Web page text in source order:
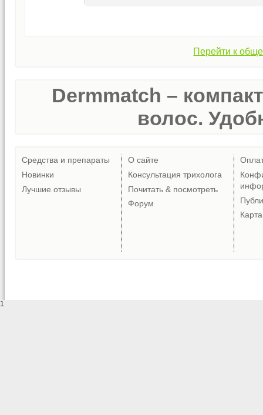
Перейти к
Dermmatch –
волос.
Средства и препараты
Новинки
Лучшие отзывы
О сайте
Консультация трихолога
Почитать & посмотреть
Форум
1